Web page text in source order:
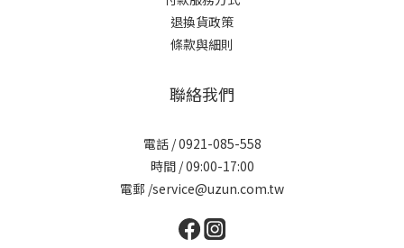
退換貨政策
條款與細則
聯絡我們
電話 / 0921-085-558
時間 / 09:00-17:00
電郵 /service@uzun.com.tw